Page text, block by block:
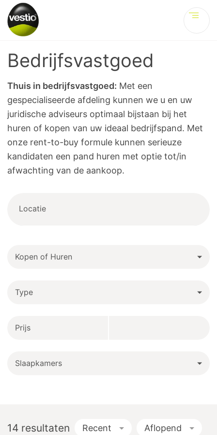
Bedrijfsvastgoed
Thuis in bedrijfsvastgoed: Met een
gespecialiseerde afdeling kunnen we u en uw
juridische adviseurs optimaal bijstaan bij het
huren of kopen van uw ideaal bedrijfspand. Met
onze rent-to-buy formule kunnen serieuze
kandidaten een pand huren met optie tot/in
afwachting van de aankoop.
Locatie
Kopen of Huren
Type
Prijs
Slaapkamers
14 resultaten Recent Aflopend